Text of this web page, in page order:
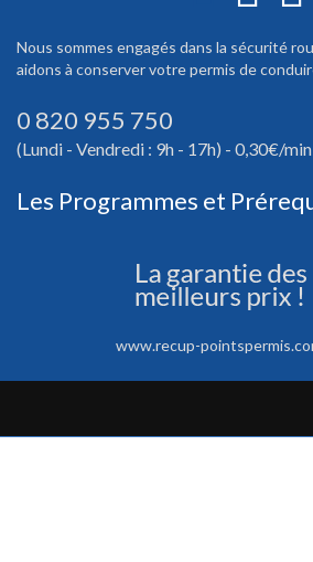
Nous sommes engagés dans la sécurité
aidons à conserver votre permis de
0 820 955 750
(Lundi - Vendredi : 9h - 17h) - 0,30€/
Les Programmes et
www.recup-